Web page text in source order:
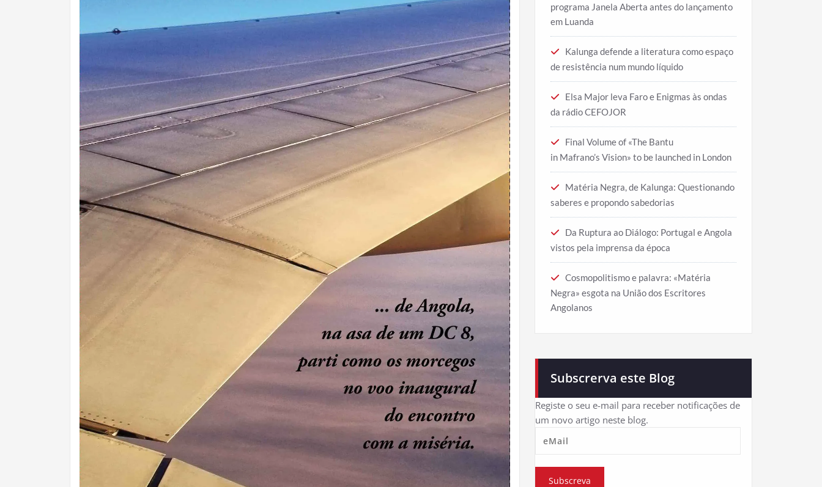
programa Janela Aberta antes do lançamento
em Luanda
Kalunga defende a literatura como espaço
de resistência num mundo líquido
Elsa Major leva Faro e Enigmas às ondas
da rádio CEFOJOR
Final Volume of «The Bantu
in Mafrano’s Vision» to be launched in London
Matéria Negra, de Kalunga: Questionando
saberes e propondo sabedorias
Da Ruptura ao Diálogo: Portugal e Angola
vistos pela imprensa da época
Cosmopolitismo e palavra: «Matéria
Negra» esgota na União dos Escritores
Angolanos
Subscrerva este Blog
Registe o seu e-mail para receber notificações de
um novo artigo neste blog.
Subscreva